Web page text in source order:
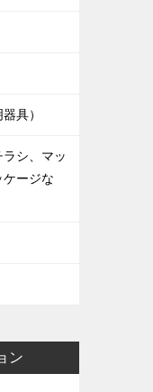
具）
シ、マッ
ージな
ン